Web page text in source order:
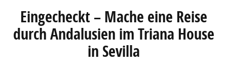
Eingecheckt – Mache eine Reise
durch Andalusien im Triana House
in Sevilla